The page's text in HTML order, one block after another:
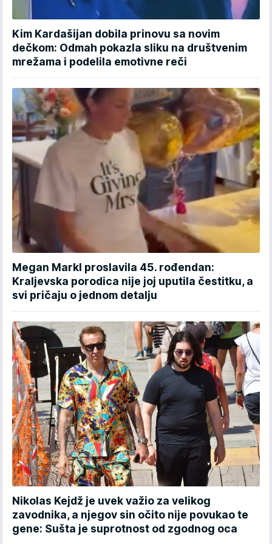
Kim Kardašijan dobila prinovu sa novim
dečkom: Odmah pokazla sliku na društvenim
mrežama i podelila emotivne reči
Megan Markl proslavila 45. rođendan:
Kraljevska porodica nije joj uputila čestitku, a
svi pričaju o jednom detalju
Nikolas Kejdž je uvek važio za velikog
zavodnika, a njegov sin očito nije povukao te
gene: Sušta je suprotnost od zgodnog oca